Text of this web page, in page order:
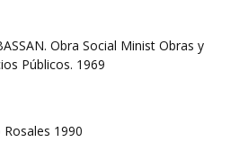
Obra Social Minist Obras y
Públicos. 1969
1990